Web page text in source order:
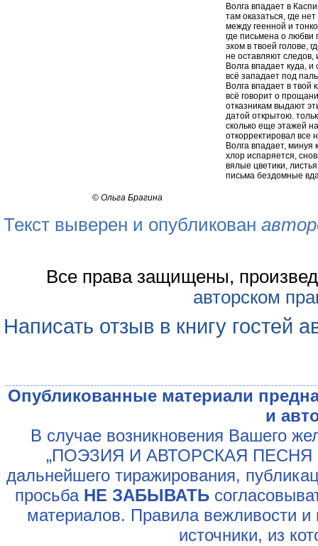
Волга впадает в
там оказаться, где
между геенной и
где письмена о любви
эхом в твоей голове,
не оставляют следов,
Волга впадает куда,
всё западает под
Волга впадает в
всё говорит о
отказникам выдают
датой открытою.
сколько еще этажей
откорректировал все
Волга впадает, минуя
хлор испаряется,
вялые цветики,
письма бездомные
© Ольга Брагина
Текст выверен и опубликован
Все права защищены,
авторском
Написать отзыв в книгу гостей
Опубликованные материали
и
В случае возникновения Вашего
„ПОЭЗИЯ И АВТОРСКАЯ ПЕСНЯ
дальнейшего тиражирования,
просьба НЕ ЗАБЫВАТЬ
материалов. Правила вежливости и
источники, из